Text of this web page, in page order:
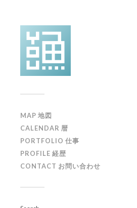
MAP 地図
CALENDAR 暦
PORTFOLIO 仕事
PROFILE 経歴
CONTACT お問い合わせ